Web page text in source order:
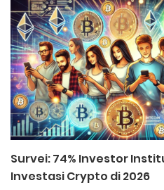
Survei: 74% Investor
Investasi Crypto di 2026